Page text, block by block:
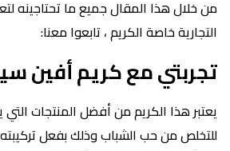
من خلال هذا المقال جميع ما تحتاجينه
التجارية خاصة الكريم ، تابعوا معنا:
تجربتي مع كريم أفين
يعتبر هذا الكريم من أفضل المنتجات التي
للتخلص من حب الشباب وذلك بفعل